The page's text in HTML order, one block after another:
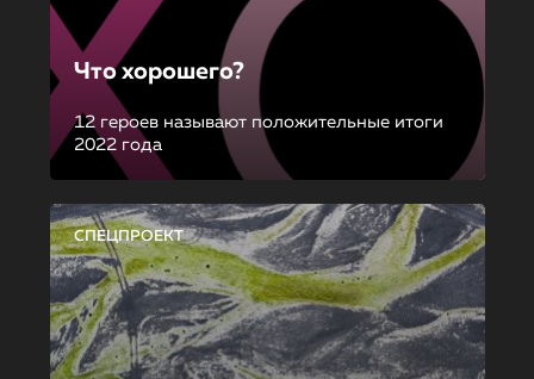
Что хорошего?
12 героев называют положительные итоги
2022 года
СПЕЦПРОЕКТ